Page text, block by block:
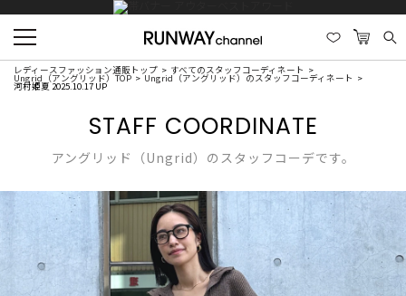
レディースファッション通販トップ すべてのスタッフコーディネート
Ungrid（アングリッド）TOP Ungrid（アングリッド）のスタッフコーディネート
河村姫夏 2025.10.17 UP
STAFF COORDINATE
アングリッド（Ungrid）のスタッフコーデです。